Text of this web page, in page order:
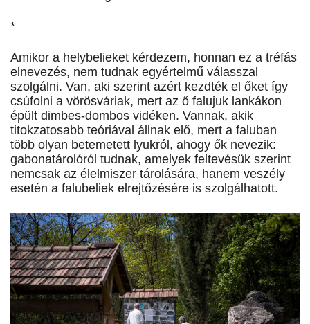
*
Amikor a helybelieket kérdezem, honnan ez a tréfás
elnevezés, nem tudnak egyértelmű válasszal
szolgálni. Van, aki szerint azért kezdték el őket így
csúfolni a vörösváriak, mert az ő falujuk lankákon
épült dimbes-dombos vidéken. Vannak, akik
titokzatosabb teóriával állnak elő, mert a faluban
több olyan betemetett lyukról, ahogy ők nevezik:
gabonatárolóról tudnak, amelyek feltevésük szerint
nemcsak az élelmiszer tárolására, hanem veszély
esetén a falubeliek elrejtőzésére is szolgálhatott.